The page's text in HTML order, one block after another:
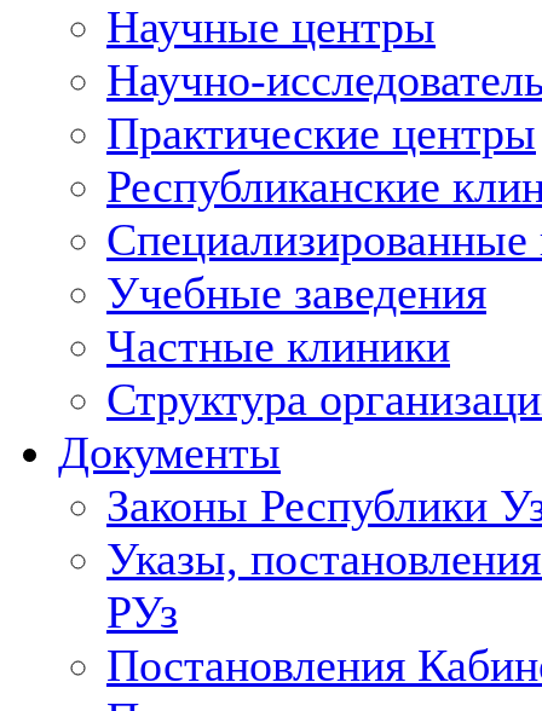
Научные центры
Научно-
Практические центры
Республиканские
Учебные заведения
Частные клиники
Структура
Документы
Законы Республики
Указы,
РУз
Постановления